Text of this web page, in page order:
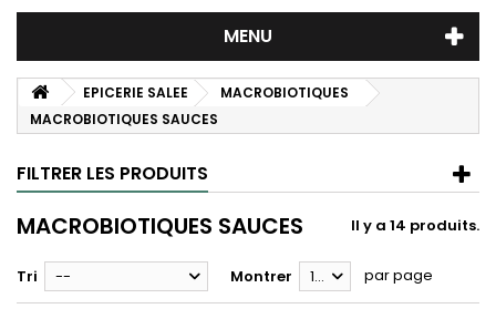
MENU
EPICERIE SALEE
MACROBIOTIQUES
MACROBIOTIQUES SAUCES
FILTRER LES PRODUITS
MACROBIOTIQUES SAUCES Il y a 14 produits.
Tri -- Montrer 12 par page